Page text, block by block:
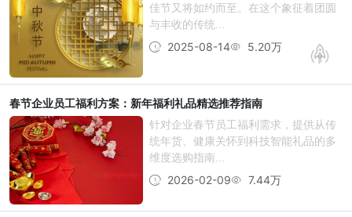
佳节又将如约而至。在这个象征着团圆
与丰收的传统...
2025-08-14
5.20万
春节企业员工福利方案：新年福利礼品精选推荐指南
针对企业春节员工福利需求，提供从传
统年货、健康关怀到科技智能礼品的多
维度选购指南...
2026-02-09
7.44万